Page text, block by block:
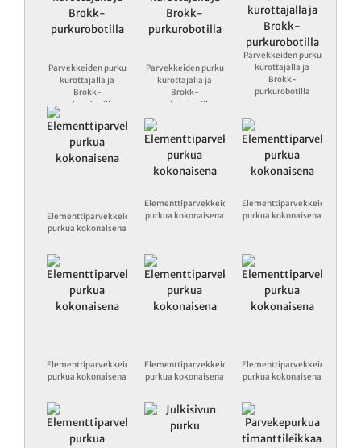
Parvekkeiden purku
kurottajalla ja
Brokk-
purkurobotilla
Parvekkeiden purku
kurottajalla ja
Brokk-
purkurobotilla
Parvekkeiden purku
kurottajalla ja
Brokk-
purkurobotilla
Elementtiparvekkeiden
purkua kokonaisena
Elementtiparvekkeiden
purkua kokonaisena
Elementtiparvekkeiden
purkua kokonaisena
Elementtiparvekkeiden
purkua kokonaisena
Elementtiparvekkeiden
purkua kokonaisena
Elementtiparvekkeiden
purkua kokonaisena